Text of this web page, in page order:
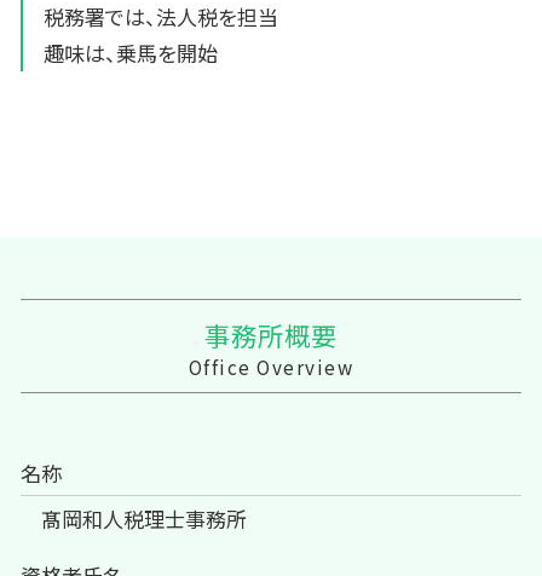
税務署では、法人税を担当
趣味は、乗馬を開始
事務所概要
Office Overview
名称
髙岡和人税理士事務所